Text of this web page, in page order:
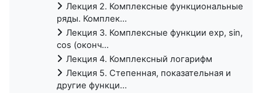
Лекция 2. Комплексные функциональные
ряды. Комплек...
Лекция 3. Комплексные функции exp, sin,
cos (оконч...
Лекция 4. Комплексный логарифм
Лекция 5. Степенная, показательная и
другие функци...